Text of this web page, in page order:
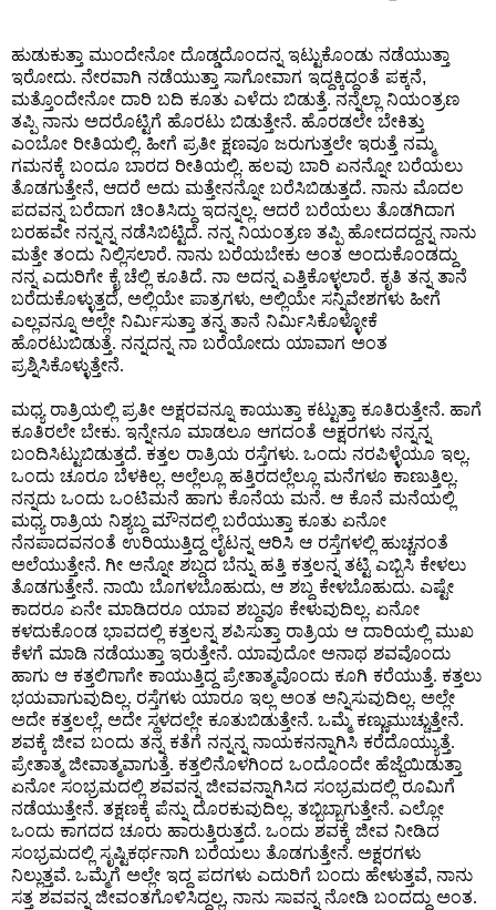
ಹುಡುಕುತ್ತಾ ಮುಂದೇನೋ ದೊಡ್ಡದೊಂದನ್ನ ಇಟ್ಟುಕೊಂಡು ನಡೆಯುತ್ತಾ
ಇರೋದು. ನೇರವಾಗಿ ನಡೆಯುತ್ತಾ ಸಾಗೋವಾಗ ಇದ್ದಕ್ಕಿದ್ದಂತೆ ಪಕ್ಕನೆ,
ಮತ್ತೊಂದೇನೋ ದಾರಿ ಬದಿ ಕೂತು ಎಳೆದು ಬಿಡುತ್ತೆ. ನನ್ನೆಲ್ಲಾ ನಿಯಂತ್ರಣ
ತಪ್ಪಿ ನಾನು ಅದರೊಟ್ಟಿಗೆ ಹೊರಟು ಬಿಡುತ್ತೇನೆ. ಹೊರಡಲೇ ಬೇಕಿತ್ತು
ಎಂಬೋ ರೀತಿಯಲ್ಲಿ. ಹೀಗೆ ಪ್ರತೀ ಕ್ಷಣವೂ ಜರುಗುತ್ತಲೇ ಇರುತ್ತೆ ನಮ್ಮ
ಗಮನಕ್ಕೆ ಬಂದೂ ಬಾರದ ರೀತಿಯಲ್ಲಿ. ಹಲವು ಬಾರಿ ಏನನ್ನೋ ಬರೆಯಲು
ತೊಡಗುತ್ತೇನೆ, ಆದರೆ ಅದು ಮತ್ತೇನನ್ನೋ ಬರೆಸಿಬಿಡುತ್ತದೆ. ನಾನು ಮೊದಲ
ಪದವನ್ನ ಬರೆದಾಗ ಚಿಂತಿಸಿದ್ದು ಇದನ್ನಲ್ಲ. ಆದರೆ ಬರೆಯಲು ತೊಡಗಿದಾಗ
ಬರಹವೇ ನನ್ನನ್ನ ನಡೆಸಿಬಿಟ್ಟಿದೆ. ನನ್ನ ನಿಯಂತ್ರಣ ತಪ್ಪಿ ಹೋದದದ್ದನ್ನ ನಾನು
ಮತ್ತೇ ತಂದು ನಿಲ್ಲಿಸಲಾರೆ. ನಾನು ಬರೆಯಬೇಕು ಅಂತ ಅಂದುಕೊಂಡದ್ದು
ನನ್ನ ಎದುರಿಗೇ ಕೈ ಚೆಲ್ಲಿ ಕೂತಿದೆ. ನಾ ಅದನ್ನ ಎತ್ತಿಕೊಳ್ಳಲಾರೆ. ಕೃತಿ ತನ್ನ ತಾನೆ
ಬರೆದುಕೊಳ್ಳುತ್ತದೆ, ಅಲ್ಲಿಯೇ ಪಾತ್ರಗಳು, ಅಲ್ಲಿಯೇ ಸನ್ನಿವೇಶಗಳು ಹೀಗೆ
ಎಲ್ಲವನ್ನೂ ಅಲ್ಲೇ ನಿರ್ಮಿಸುತ್ತಾ ತನ್ನ ತಾನೆ ನಿರ್ಮಿಸಿಕೊಳ್ಳೋಕೆ
ಹೊರಟುಬಿಡುತ್ತೆ. ನನ್ನದನ್ನ ನಾ ಬರೆಯೋದು ಯಾವಾಗ ಅಂತ
ಪ್ರಶ್ನಿಸಿಕೊಳ್ಳುತ್ತೇನೆ.
ಮಧ್ಯ ರಾತ್ರಿಯಲ್ಲಿ ಪ್ರತೀ ಅಕ್ಷರವನ್ನೂ ಕಾಯುತ್ತಾ ಕಟ್ಟುತ್ತಾ ಕೂತಿರುತ್ತೇನೆ. ಹಾಗೆ
ಕೂತಿರಲೇ ಬೇಕು. ಇನ್ನೇನೂ ಮಾಡಲೂ ಆಗದಂತೆ ಅಕ್ಷರಗಳು ನನ್ನನ್ನ
ಬಂದಿಸಿಟ್ಟುಬಿಡುತ್ತದೆ. ಕತ್ತಲ ರಾತ್ರಿಯ ರಸ್ತೆಗಳು. ಒಂದು ನರಪಿಳ್ಳೆಯೂ ಇಲ್ಲ.
ಒಂದು ಚೂರೂ ಬೆಳಕಿಲ್ಲ. ಅಲ್ಲೆಲ್ಲೂ ಹತ್ತಿರದಲ್ಲೆಲ್ಲೂ ಮನೆಗಳೂ ಕಾಣುತ್ತಿಲ್ಲ.
ನನ್ನದು ಒಂದು ಒಂಟಿಮನೆ ಹಾಗು ಕೊನೆಯ ಮನೆ. ಆ ಕೊನೆ ಮನೆಯಲ್ಲಿ
ಮಧ್ಯ ರಾತ್ರಿಯ ನಿಶ್ಯಬ್ದ ಮೌನದಲ್ಲಿ ಬರೆಯುತ್ತಾ ಕೂತು ಏನೋ
ನೆನಪಾದವನಂತೆ ಉರಿಯುತ್ತಿದ್ದ ಲೈಟನ್ನ ಆರಿಸಿ ಆ ರಸ್ತೆಗಳಲ್ಲಿ ಹುಚ್ಚನಂತೆ
ಅಲೆಯುತ್ತೇನೆ. ಗೀ ಅನ್ನೋ ಶಬ್ದದ ಬೆನ್ನು ಹತ್ತಿ ಕತ್ತಲನ್ನ ತಟ್ಟಿ ಎಬ್ಬಿಸಿ ಕೇಳಲು
ತೊಡಗುತ್ತೇನೆ. ನಾಯಿ ಬೊಗಳಬೊಹುದು, ಆ ಶಬ್ದ ಕೇಳಬೊಹುದು. ಎಷ್ಟೇ
ಕಾದರೂ ಏನೇ ಮಾಡಿದರೂ ಯಾವ ಶಬ್ದವೂ ಕೇಳುವುದಿಲ್ಲ. ಏನೋ
ಕಳದುಕೊಂಡ ಭಾವದಲ್ಲಿ ಕತ್ತಲನ್ನ ಶಪಿಸುತ್ತಾ ರಾತ್ರಿಯ ಆ ದಾರಿಯಲ್ಲಿ ಮುಖ
ಕೆಳಗೆ ಮಾಡಿ ನಡೆಯುತ್ತಾ ಇರುತ್ತೇನೆ. ಯಾವುದೋ ಅನಾಥ ಶವವೊಂದು
ಹಾಗು ಆ ಕತ್ತಲಿಗಾಗೇ ಕಾಯುತ್ತಿದ್ದ ಪ್ರೇತಾತ್ಮವೊಂದು ಕೂಗಿ ಕರೆಯುತ್ತೆ. ಕತ್ತಲು
ಭಯವಾಗುವುದಿಲ್ಲ. ರಸ್ತೆಗಳು ಯಾರೂ ಇಲ್ಲ ಅಂತ ಅನ್ನಿಸುವುದಿಲ್ಲ. ಅಲ್ಲೇ
ಅದೇ ಕತ್ತಲಲ್ಲೆ, ಅದೇ ಸ್ಥಳದಲ್ಲೇ ಕೂತುಬಿಡುತ್ತೇನೆ. ಒಮ್ಮೆ ಕಣ್ಣುಮುಚ್ಚುತ್ತೇನೆ.
ಶವಕ್ಕೆ ಜೀವ ಬಂದು ತನ್ನ ಕತೆಗೆ ನನ್ನನ್ನ ನಾಯಕನನ್ನಾಗಿಸಿ ಕರೆದೊಯ್ಯುತ್ತೆ.
ಪ್ರೇತಾತ್ಮ ಜೀವಾತ್ಮವಾಗುತ್ತೆ. ಕತ್ತಲಿನೊಳಗಿಂದ ಒಂದೊಂದೇ ಹೆಜ್ಜೆಯಿಡುತ್ತಾ
ಏನೋ ಸಂಭ್ರಮದಲ್ಲಿ ಶವವನ್ನ ಜೀವವನ್ನಾಗಿಸಿದ ಸಂಭ್ರಮದಲ್ಲಿ ರೂಮಿಗೆ
ನಡೆಯುತ್ತೇನೆ. ತಕ್ಷಣಕ್ಕೆ ಪೆನ್ನು ದೊರಕುವುದಿಲ್ಲ. ತಬ್ಬಿಬ್ಬಾಗುತ್ತೇನೆ. ಎಲ್ಲೋ
ಒಂದು ಕಾಗದದ ಚೂರು ಹಾರುತ್ತಿರುತ್ತದೆ. ಒಂದು ಶವಕ್ಕೆ ಜೀವ ನೀಡಿದ
ಸಂಭ್ರಮದಲ್ಲಿ ಸೃಷ್ಟಿಕರ್ಥನಾಗಿ ಬರೆಯಲು ತೊಡಗುತ್ತೇನೆ. ಅಕ್ಷರಗಳು
ನಿಲ್ಲುತ್ತವೆ. ಒಮ್ಮೆಗೆ ಅಲ್ಲೇ ಇದ್ದ ಪದಗಳು ಎದುರಿಗೆ ಬಂದು ಹೇಳುತ್ತವೆ, ನಾನು
ಸತ್ತ ಶವವನ್ನ ಜೀವಂತಗೊಳಿಸಿದ್ದಲ್ಲ, ನಾನು ಸಾವನ್ನ ನೋಡಿ ಬಂದದ್ದು ಅಂತ.